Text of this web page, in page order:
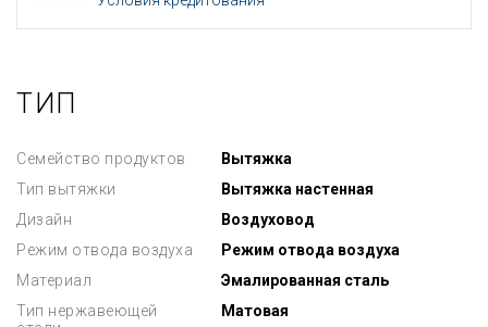
ТИП
Семейство продуктов
Вытяжка
Тип вытяжки
Вытяжка настенная
Дизайн
Воздуховод
Режим отвода воздуха
Режим отвода воздуха
Материал
Эмалированная сталь
Тип нержавеющей
Матовая